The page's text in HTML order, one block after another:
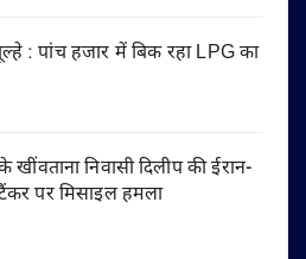
: पांच हजार में बिक रहा LPG का
खींवताना निवासी दिलीप की ईरान-
पर मिसाइल हमला